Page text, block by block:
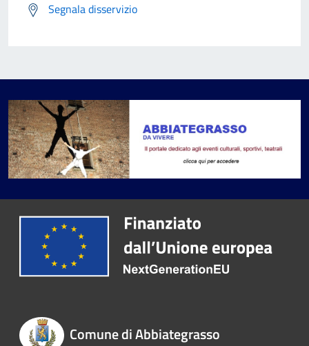
Segnala disservizio
Comune di Abbiategrasso